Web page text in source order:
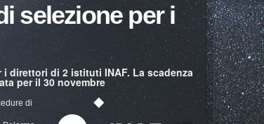
selezione per i
i direttori di 2 istituti INAF. La scadenza
per il 30 novembre
di